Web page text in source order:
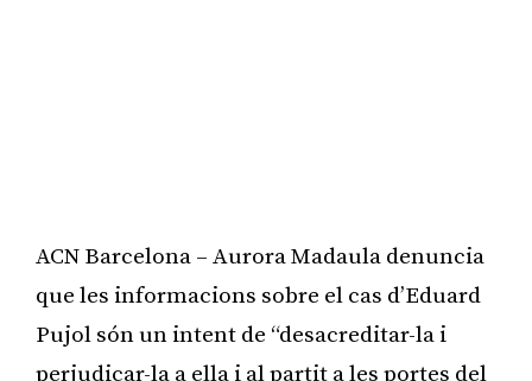
ACN Barcelona – Aurora Madaula denuncia
que les informacions sobre el cas d’Eduard
Pujol són un intent de “desacreditar-la i
perjudicar-la a ella i al partit a les portes del